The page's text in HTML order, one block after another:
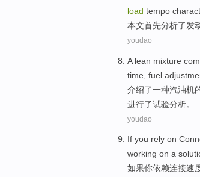
load tempo
本文首先分析了发
youdao
Alean mixture
time fuel
介绍了一种汽油机
进行了试验分析。
youdao
If you rely on
working on a
如果你依赖连接速